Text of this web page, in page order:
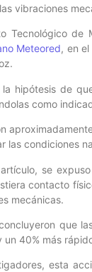
vibraciones
Tecnológico de
Meteored, en
hipótesis de
como
las condiciones
se
contacto
mecánicas.
que
40% más
esta